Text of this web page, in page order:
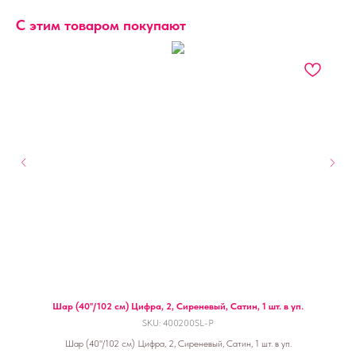
С этим товаром покупают
Шар (40''/102 см) Цифра, 2, Сиреневый, Сатин, 1 шт. в уп.
SKU: 400200SL-P
Шар (40''/102 см) Цифра, 2, Сиреневый, Сатин, 1 шт. в уп.